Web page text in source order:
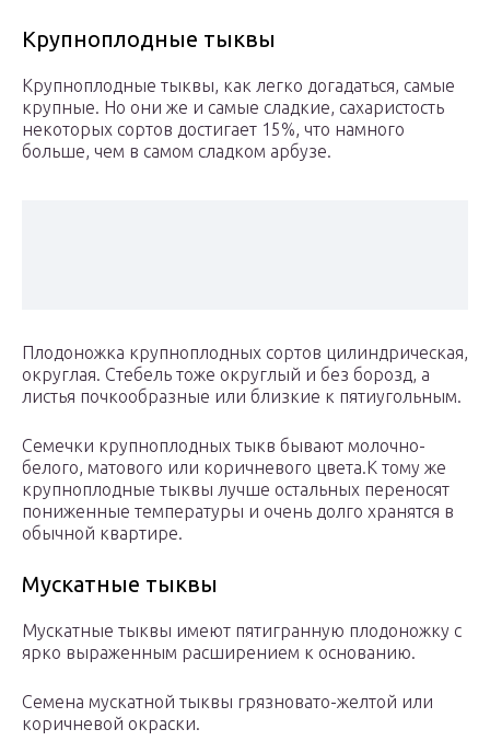
Крупноплодные тыквы
Крупноплодные тыквы, как легко догадаться, самые
крупные. Но они же и самые сладкие, сахаристость
некоторых сортов достигает 15%, что намного
больше, чем в самом сладком арбузе.
Плодоножка крупноплодных сортов цилиндрическая,
округлая. Стебель тоже округлый и без борозд, а
листья почкообразные или близкие к пятиугольным.
Семечки крупноплодных тыкв бывают молочно-
белого, матового или коричневого цвета.К тому же
крупноплодные тыквы лучше остальных переносят
пониженные температуры и очень долго хранятся в
обычной квартире.
Мускатные тыквы
Мускатные тыквы имеют пятигранную плодоножку с
ярко выраженным расширением к основанию.
Семена мускатной тыквы грязновато-желтой или
коричневой окраски.